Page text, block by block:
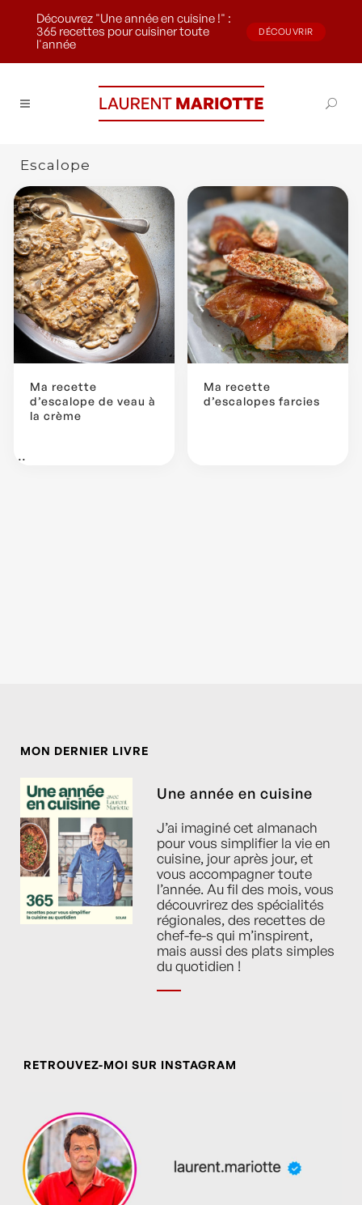
Découvrez "Une année en cuisine !" :
365 recettes pour cuisiner toute
l'année
DÉCOUVRIR
Escalope
Ma recette
d’escalope de veau à
la crème
...
Ma recette
d’escalopes farcies
MON DERNIER LIVRE
Une année en cuisine
J’ai imaginé cet almanach
pour vous simplifier la vie en
cuisine, jour après jour, et
vous accompagner toute
l’année. Au fil des mois, vous
découvrirez des spécialités
régionales, des recettes de
chef-fe-s qui m’inspirent,
mais aussi des plats simples
du quotidien !
RETROUVEZ-MOI SUR INSTAGRAM